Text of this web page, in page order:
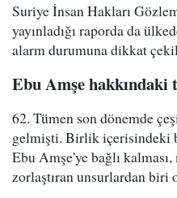
Suriye İnsan Hakları
yayınladığı raporda da
alarm durumuna dikkat
Ebu Amşe hakkındaki
62. Tümen son dönemde
gelmişti. Birlik içerisindeki
Ebu Amşe'ye bağlı
zorlaştıran unsurlardan biri